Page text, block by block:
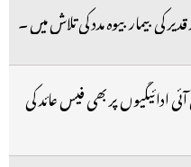
کی بیمار بیوہ مدد کی تلاش میں ۔
ادائیگیوں پر بھی فیس عائد کی